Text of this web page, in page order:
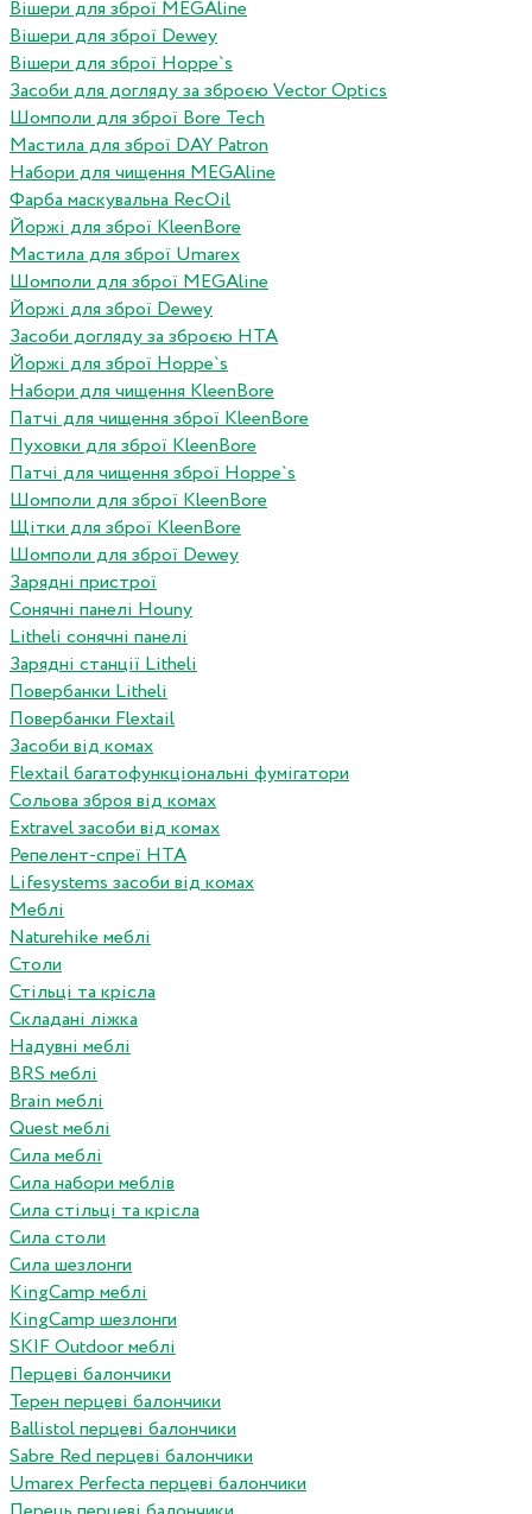
Вішери для зброї MEGAline
Вішери для зброї Dewey
Вішери для зброї Hoppe`s
Засоби для догляду за зброєю Vector Optics
Шомполи для зброї Bore Tech
Мастила для зброї DAY Patron
Набори для чищення MEGAline
Фарба маскувальна RecOil
Йоржі для зброї KleenBore
Мастила для зброї Umarex
Шомполи для зброї MEGAline
Йоржі для зброї Dewey
Засоби догляду за зброєю HTA
Йоржі для зброї Hoppe`s
Набори для чищення KleenBore
Патчі для чищення зброї KleenBore
Пуховки для зброї KleenBore
Патчі для чищення зброї Hoppe`s
Шомполи для зброї KleenBore
Щітки для зброї KleenBore
Шомполи для зброї Dewey
Зарядні пристрої
Сонячні панелі Houny
Litheli сонячні панелі
Зарядні станції Litheli
Повербанки Litheli
Повербанки Flextail
Засоби від комах
Flextail багатофункціональні фумігатори
Сольова зброя від комах
Extravel засоби від комах
Репелент-спреї HTA
Lifesystems засоби від комах
Меблі
Naturehike меблі
Столи
Стільці та крісла
Складані ліжка
Надувні меблі
BRS меблі
Brain меблі
Quest меблі
Сила меблі
Сила набори меблів
Сила стільці та крісла
Сила столи
Сила шезлонги
KingCamp меблі
KingCamp шезлонги
SKIF Outdoor меблі
Перцеві балончики
Терен перцеві балончики
Ballistol перцеві балончики
Sabre Red перцеві балончики
Umarex Perfecta перцеві балончики